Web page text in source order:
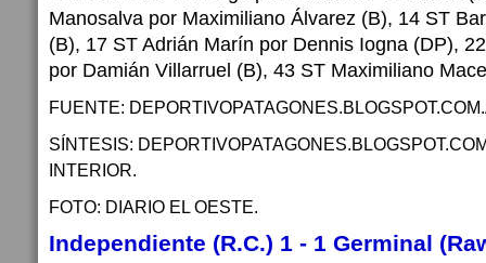
Manosalva por Maximiliano Álvarez (B), 14 ST
(B), 17 ST Adrián Marín por Dennis Iogna (DP),
por Damián Villarruel (B), 43 ST Maximiliano
FUENTE:
SÍNTESIS:
INTERIOR.
FOTO: DIARIO EL OESTE.
Independiente (R.C.) 1 - 1 Germinal